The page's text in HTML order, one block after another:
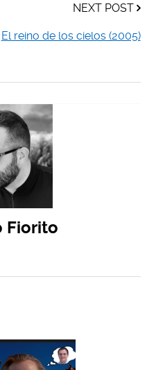
NEXT POST
El reino de los cielos (2005)
Fiorito